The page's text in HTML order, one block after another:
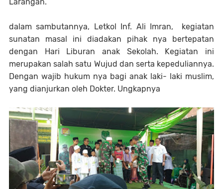
dalam sambutannya, Letkol Inf. Ali Imran, kegiatan
sunatan masal ini diadakan pihak nya bertepatan
dengan Hari Liburan anak Sekolah. Kegiatan ini
merupakan salah satu Wujud dan serta kepeduliannya.
Dengan wajib hukum nya bagi anak laki- laki muslim,
yang dianjurkan oleh Dokter. Ungkapnya